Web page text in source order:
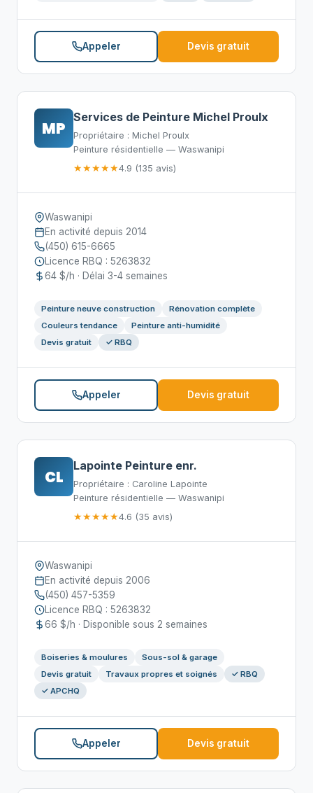
Appeler Devis gratuit
MP
Services de Peinture Michel Proulx
Propriétaire : Michel Proulx
Peinture résidentielle — Waswanipi
★★★★★4.9 (135 avis)
Waswanipi
En activité depuis 2014
(450) 615-6665
Licence RBQ : 5263832
64 $/h · Délai 3-4 semaines
Peinture neuve construction
Rénovation complète
Couleurs tendance
Peinture anti-humidité
Devis gratuit
✓ RBQ
Appeler Devis gratuit
CL
Lapointe Peinture enr.
Propriétaire : Caroline Lapointe
Peinture résidentielle — Waswanipi
★★★★★4.6 (35 avis)
Waswanipi
En activité depuis 2006
(450) 457-5359
Licence RBQ : 5263832
66 $/h · Disponible sous 2 semaines
Boiseries & moulures
Sous-sol & garage
Devis gratuit
Travaux propres et soignés
✓ RBQ
✓ APCHQ
Appeler Devis gratuit